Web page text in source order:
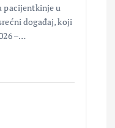
pacijentkinje u
događaj, koji
–…